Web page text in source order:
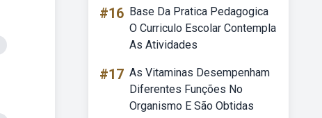
#16 Base Da Pratica Pedagogica
O Curriculo Escolar Contempla
As Atividades
#17 As Vitaminas Desempenham
Diferentes Funções No
Organismo E São Obtidas